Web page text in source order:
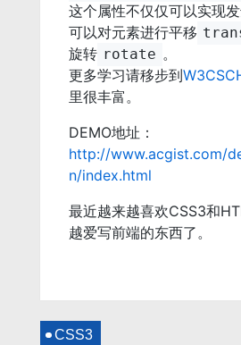
这个属性不仅仅可以实现
可以对元素进行平移
旋转 rotate 。
更多学习请移步到
里很丰富。
DEMO地址：
http://www.acgist.com/
n/index.html
最近越来越喜欢CSS3和
越爱写前端的东西了。
CSS3